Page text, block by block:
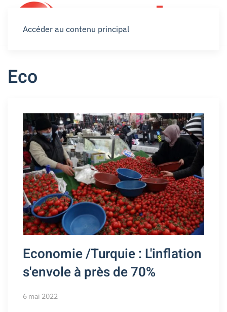
Accéder au contenu principal
Eco
Economie /Turquie : L'inflation
s'envole à près de 70%
6 mai 2022